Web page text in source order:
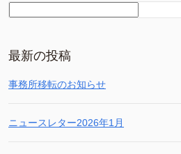
最新の投稿
事務所移転のお知らせ
ニュースレター2026年1月